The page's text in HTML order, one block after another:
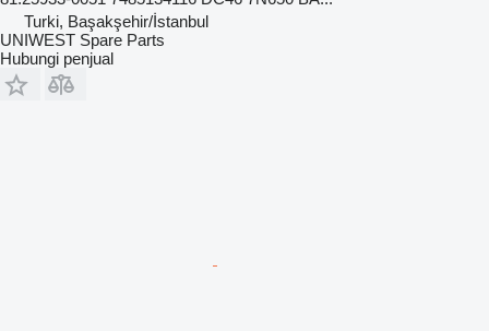
Turki, Başakşehir/İstanbul
UNIWEST Spare Parts
Hubungi penjual